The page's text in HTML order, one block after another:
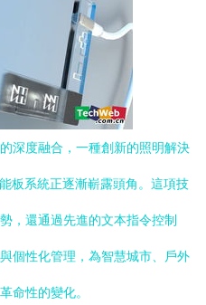
深度融合，一種創新的照明解決
系統正逐漸嶄露頭角。這項技
，還通過先進的文本指令控制
個性化管理，為智慧城市、戶外
命性的變化。